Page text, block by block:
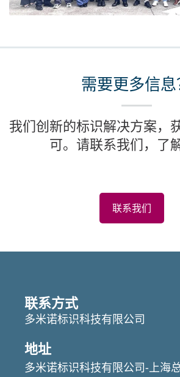
需要更多信息
我们创新的标识解决方案，
可。请联系我们，了
联系我们
Featured
联系方式
多米诺标识科技有限公司
地址
多米诺标识科技有限公司-上海